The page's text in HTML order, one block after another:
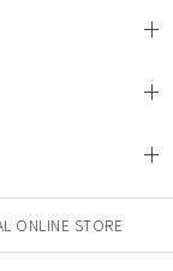
ONLINE STORE